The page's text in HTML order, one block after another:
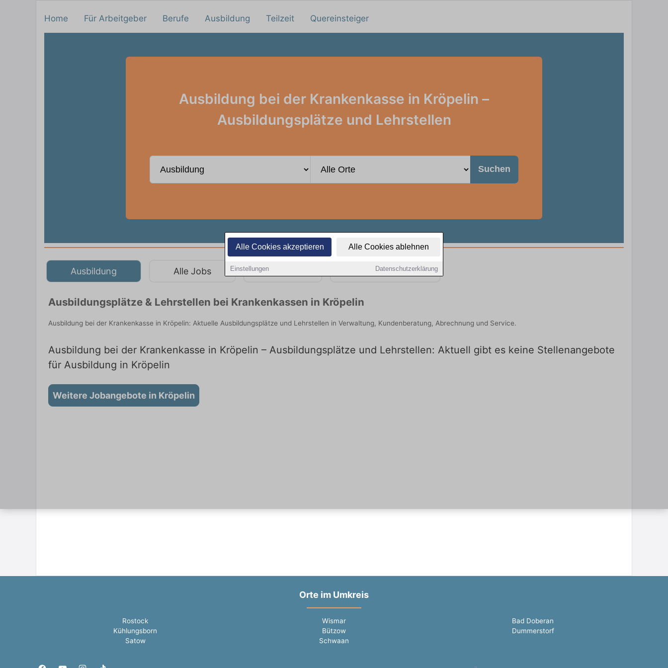
Alle Cookies akzeptieren Alle Cookies ablehnen
Einstellungen Datenschutzerklärung
Home Für Arbeitgeber Berufe Ausbildung Teilzeit Quereinsteiger
Ausbildung bei der Krankenkasse in Kröpelin –
Ausbildungsplätze und Lehrstellen
Suchen
Ausbildung Alle Jobs Teilzeit Quereinsteiger
Ausbildungsplätze & Lehrstellen bei Krankenkassen in Kröpelin
Ausbildung bei der Krankenkasse in Kröpelin: Aktuelle Ausbildungsplätze und Lehrstellen in Verwaltung, Kundenberatung, Abrechnung und Service.
Ausbildung bei der Krankenkasse in Kröpelin – Ausbildungsplätze und Lehrstellen: Aktuell gibt es keine Stellenangebote
für Ausbildung in Kröpelin
Weitere Jobangebote in Kröpelin
Orte im Umkreis
Rostock Wismar
Bad Doberan
Kühlungsborn
Bützow
Dummerstorf
Satow
Schwaan